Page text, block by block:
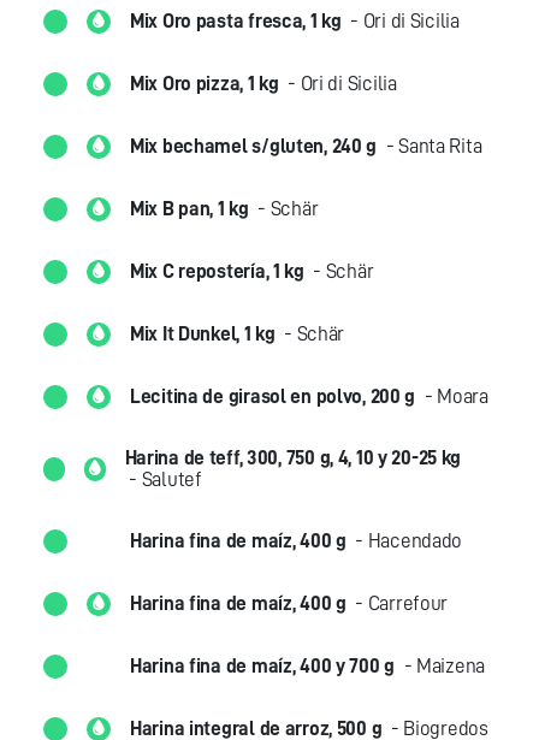
Mix Oro pasta fresca, 1 kg - Ori di Sicilia
Mix Oro pizza, 1 kg - Ori di Sicilia
Mix bechamel s/gluten, 240 g - Santa Rita
Mix B pan, 1 kg - Schär
Mix C repostería, 1 kg - Schär
Mix It Dunkel, 1 kg - Schär
Lecitina de girasol en polvo, 200 g - Moara
Harina de teff, 300, 750 g, 4, 10 y 20-25 kg
- Salutef
Harina fina de maíz, 400 g - Hacendado
Harina fina de maíz, 400 g - Carrefour
Harina fina de maíz, 400 y 700 g - Maizena
Harina integral de arroz, 500 g - Biogredos